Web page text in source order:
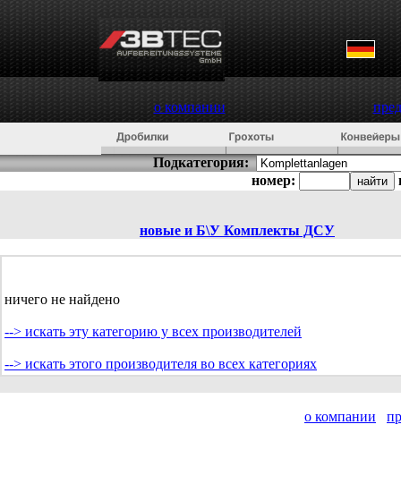
о компании
Подкатегория:
номер:
новые и Б\У Комплекты ДСУ
ничего не найдено
--> искать эту категорию у всех производителей
--> искать этого производителя во всех категориях
о компании